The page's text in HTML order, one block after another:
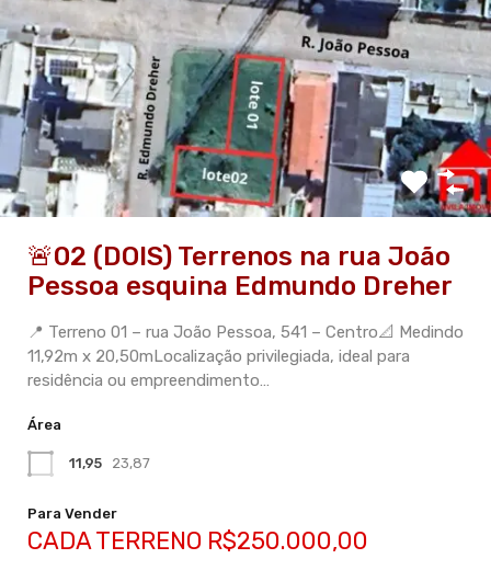
🚨02 (DOIS) Terrenos na rua João
Pessoa esquina Edmundo Dreher
📍 Terreno 01 – rua João Pessoa, 541 – Centro📐 Medindo
11,92m x 20,50mLocalização privilegiada, ideal para
residência ou empreendimento…
Área
11,95 23,87
Para Vender
CADA TERRENO R$250.000,00